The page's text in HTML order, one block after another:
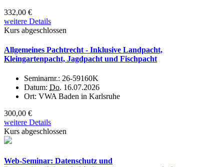
332,00 €
weitere Details
Kurs abgeschlossen
Allgemeines Pachtrecht - Inklusive Landpacht,
Kleingartenpacht, Jagdpacht und Fischpacht
Seminarnr.: 26-59160K
Datum: Do. 16.07.2026
Ort: VWA Baden in Karlsruhe
300,00 €
weitere Details
Kurs abgeschlossen
Web-Seminar: Datenschutz und